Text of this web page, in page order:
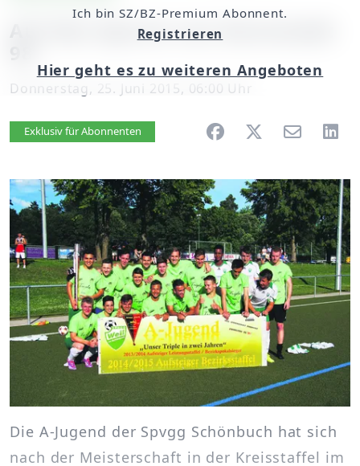
Auf den Spuren von Darmstadt
Donnerstag, 25. Juni 2015, 06:00 Uhr
Artikel vorlesen
Exklusiv für Abonnenten
Die A-Jugend der Spvgg Schönbuch hat sich
nach der Meisterschaft in der Kreisstaffel im
Ich bin SZ/BZ-Premium Abonnent.
Registrieren
Hier geht es zu weiteren Angeboten